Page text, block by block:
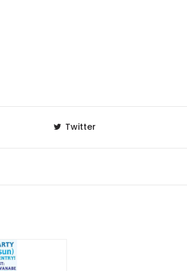
Twitter